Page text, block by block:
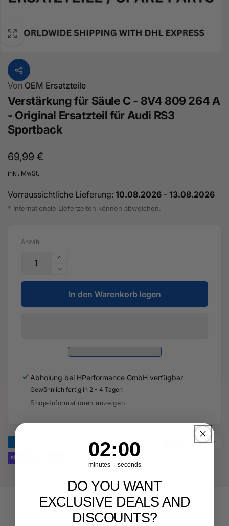
Von OEM Ersatzteile
Verstärkung für Säule C - 8V4 809 264 A
- Original Ersatzteil für Audi RS3
Sportback
Normaler
Preis
69,99 €
inkl. MwSt.
Vorraussichtliche Lieferung: 10.08.2026 - 13.08.2026
* Internationale Lieferzeiten können abweichen.
Anzahl
Erhöhe
die
Menge
für
Verstärkung
8V4
264
A
-
Ersatzteil
Sportback
Verringere
die
Menge
für
809
264
A
Original
In den Warenkorb legen
Abholung bei HPerformance GmbH verfügbar
Gewöhnlich fertig in 2 - 4 Tagen
Shop-Informationen anzeigen
Countdown ends in:
1
01
minutes
: 58
58
seconds
DO YOU WANT
EXCLUSIVE DEALS AND
DISCOUNTS?